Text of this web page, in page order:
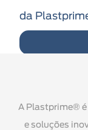
da
A Plastprime®
e soluções